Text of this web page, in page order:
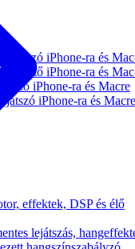
iPhone-ra és
iPhone-ra és
iPhone-ra és Macre
iPhone-ra és Macre
effektek, DSP és élő
lejátszás,